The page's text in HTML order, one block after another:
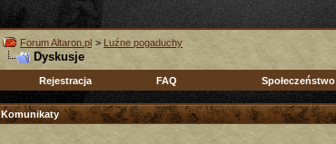
Forum Altaron.pl > Luźne pogaduchy
Dyskusje
Rejestracja FAQ Społeczeństwo
Komunikaty